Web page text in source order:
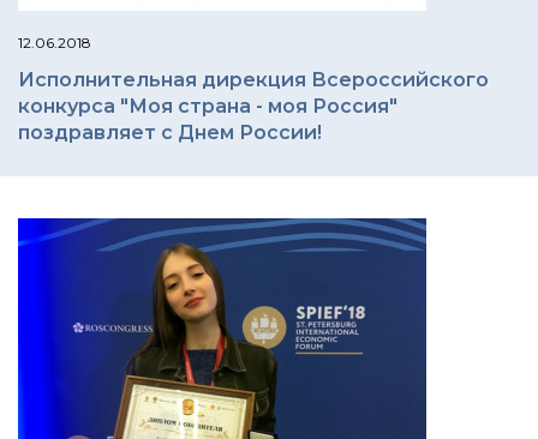
12.06.2018
Исполнительная дирекция Всероссийского
конкурса "Моя страна - моя Россия"
поздравляет с Днем России!